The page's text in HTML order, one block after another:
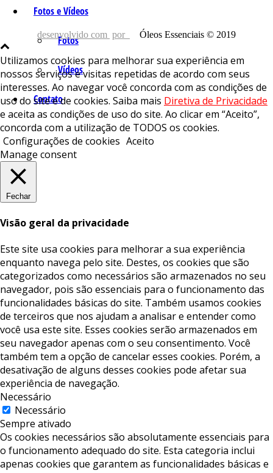
Fotos e Vídeos
Fotos
Vídeos
Contato
desenvolvido com por Óleos Essenciais © 2019
Utilizamos cookies para melhorar sua experiência em
nossos serviços e visitas repetidas de acordo com seus
interesses. Ao navegar você concorda com as condições de
uso do site e de cookies. Saiba mais Diretiva de Privacidade
e aceita as condições de uso do site. Ao clicar em “Aceito”,
concorda com a utilização de TODOS os cookies.
Configurações de cookies Aceito
Manage consent
Fechar
Visão geral da privacidade
Este site usa cookies para melhorar a sua experiência
enquanto navega pelo site. Destes, os cookies que são
categorizados como necessários são armazenados no seu
navegador, pois são essenciais para o funcionamento das
funcionalidades básicas do site. Também usamos cookies
de terceiros que nos ajudam a analisar e entender como
você usa este site. Esses cookies serão armazenados em
seu navegador apenas com o seu consentimento. Você
também tem a opção de cancelar esses cookies. Porém, a
desativação de alguns desses cookies pode afetar sua
experiência de navegação.
Necessário
Necessário
Sempre ativado
Os cookies necessários são absolutamente essenciais para
o funcionamento adequado do site. Esta categoria inclui
apenas cookies que garantem as funcionalidades básicas e